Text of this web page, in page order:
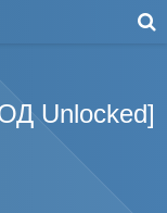
Unlocked]